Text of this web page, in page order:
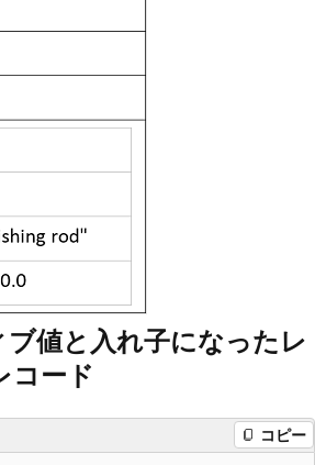
値と入れ子になったレ
コード
コピー